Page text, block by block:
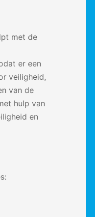
met de
er een
veiligheid,
van de
hulp van
en